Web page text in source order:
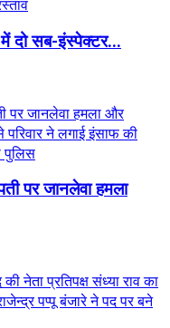
दो सब-इंस्पेक्टर...
पर जानलेवा हमला